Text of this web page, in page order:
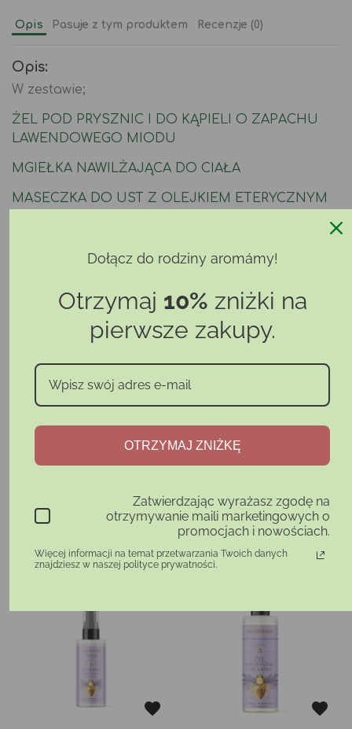
Opis Pasuje z tym produktem Recenzje (0)
Opis:
W zestawie;
ŻEL POD PRYSZNIC I DO KĄPIELI O ZAPACHU
LAWENDOWEGO MIODU
MGIEŁKA NAWILŻAJĄCA DO CIAŁA
MASECZKA DO UST Z OLEJKIEM ETERYCZNYM
KREM DO RĄK Z MIODEM LAWENDOWYM
PEELING DO CIAŁA
Bądź pierwszym, który napisze komentarz
ZOBACZ TAKŻE
Dołącz do rodziny aromámy!
Otrzymaj 10% zniżki na
pierwsze zakupy.
OTRZYMAJ ZNIŻKĘ
Zatwierdzając wyrażasz zgodę na
otrzymywanie maili marketingowych o
promocjach i nowościach.
Więcej informacji na temat przetwarzania Twoich danych
znajdziesz w naszej polityce prywatności.